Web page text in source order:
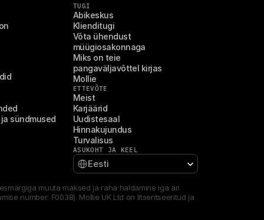
sündmused
TUGI
Abikeskus
Klienditugi
Võta ühendust
müügiosakonnaga
Miks on teie
pangaväljavõttel kirjas
Mollie
ETTEVÕTE
Meist
Karjäärid
Uudistesaal
Hinnakujundus
Turvalisus
ASUKOHT JA KEEL
Select Language
Eesti
muuta maksed ja raha haldamine iga äri
number: F0038). Mollie UK Ltd on litsentseeritud ja